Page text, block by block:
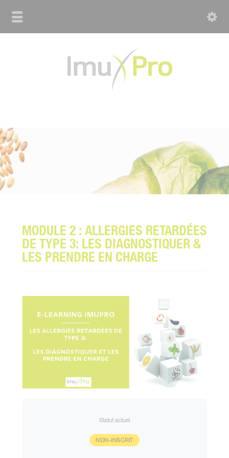
MODULE 2 : ALLERGIES RETARDÉES
DE TYPE 3: LES DIAGNOSTIQUER &
LES PRENDRE EN CHARGE
Statut actuel
NON-INSCRIT